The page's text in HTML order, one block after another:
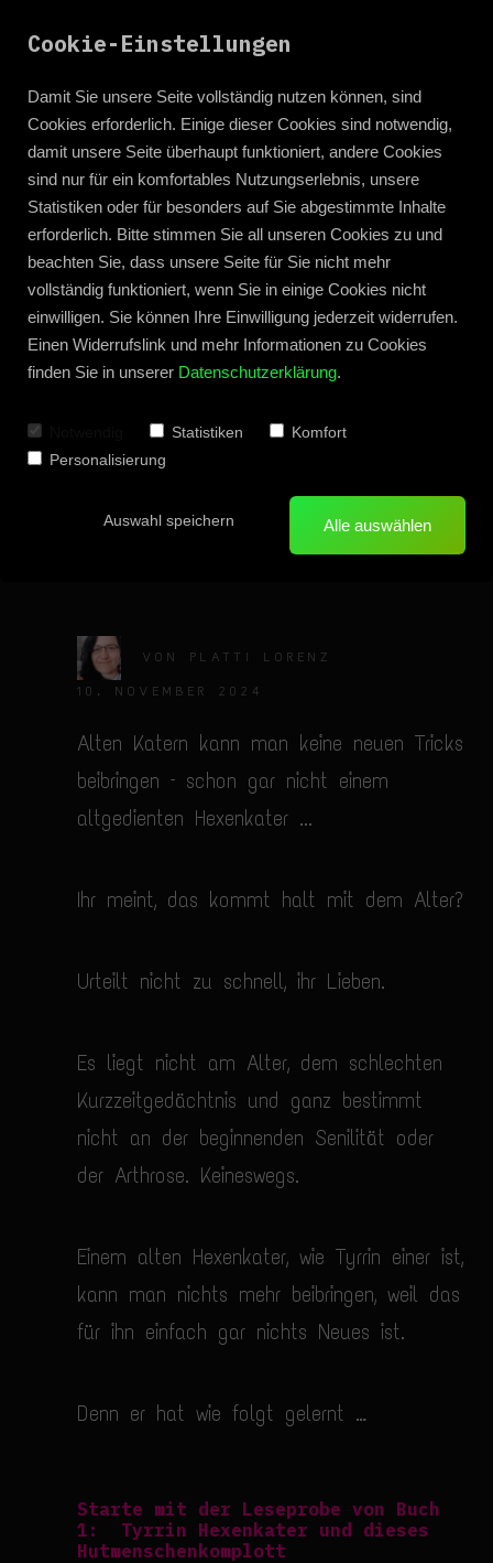
Zum Blog zurück
Erzähler
VON PLATTI LORENZ
10. NOVEMBER 2024
Alten Katern kann man keine neuen Tricks
beibringen – schon gar nicht einem
altgedienten Hexenkater ...
Ihr meint, das kommt halt mit dem Alter?
Urteilt nicht zu schnell, ihr Lieben.
Es liegt nicht am Alter, dem schlechten
Kurzzeitgedächtnis und ganz bestimmt
nicht an der beginnenden Senilität oder
der Arthrose. Keineswegs.
Einem alten Hexenkater, wie Tyrrin einer ist,
kann man nichts mehr beibringen, weil das
für ihn einfach gar nichts Neues ist.
Denn er hat wie folgt gelernt …
Starte mit der Leseprobe von Buch
1: Tyrrin Hexenkater und dieses
Hutmenschenkomplott
Cookie-Einstellungen
Damit Sie unsere Seite vollständig nutzen können, sind
Cookies erforderlich. Einige dieser Cookies sind notwendig,
damit unsere Seite überhaupt funktioniert, andere Cookies
sind nur für ein komfortables Nutzungserlebnis, unsere
Statistiken oder für besonders auf Sie abgestimmte Inhalte
erforderlich. Bitte stimmen Sie all unseren Cookies zu und
beachten Sie, dass unsere Seite für Sie nicht mehr
vollständig funktioniert, wenn Sie in einige Cookies nicht
einwilligen. Sie können Ihre Einwilligung jederzeit widerrufen.
Einen Widerrufslink und mehr Informationen zu Cookies
finden Sie in unserer Datenschutzerklärung.
Statistiken
Komfort
Personalisierung
Auswahl speichern Alle auswählen